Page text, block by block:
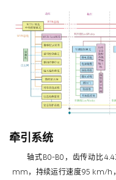
牵引系统
轴式B0-B0，齿传动比
mm，持续运行速度95 km/h